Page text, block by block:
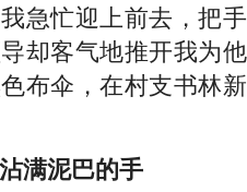
急忙迎上前去，把
却客气地推开我为
布伞，在村支书林
满泥巴的手